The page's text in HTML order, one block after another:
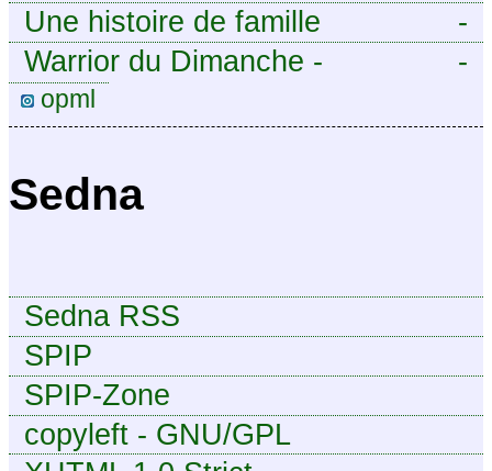
-
Une histoire de famille
-
Warrior du Dimanche -
Publication à caractère
intermittent, approximatif et
opml
Sedna
Sedna RSS
SPIP
SPIP-Zone
copyleft - GNU/GPL